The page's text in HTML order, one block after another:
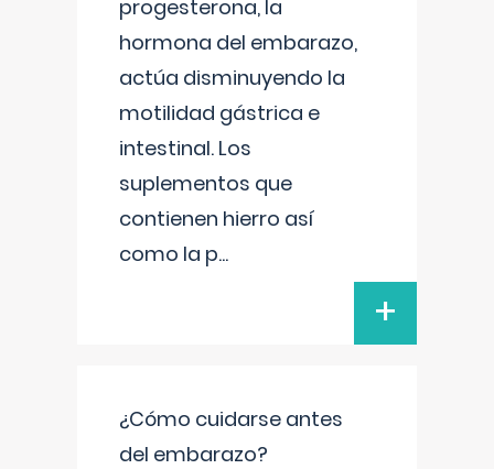
progesterona, la
hormona del embarazo,
actúa disminuyendo la
motilidad gástrica e
intestinal. Los
suplementos que
contienen hierro así
como la p...
+
¿Cómo cuidarse antes
del embarazo?